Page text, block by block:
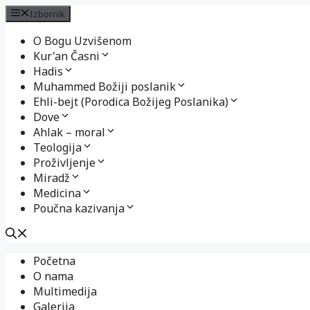
Izbornik
O Bogu Uzvišenom
Kur'an Časni
Hadis
Muhammed Božiji poslanik
Ehli-bejt (Porodica Božijeg Poslanika)
Dove
Ahlak – moral
Teologija
Proživljenje
Miradž
Medicina
Poučna kazivanja
sadržaj
Početna
O nama
Multimedija
Galerija